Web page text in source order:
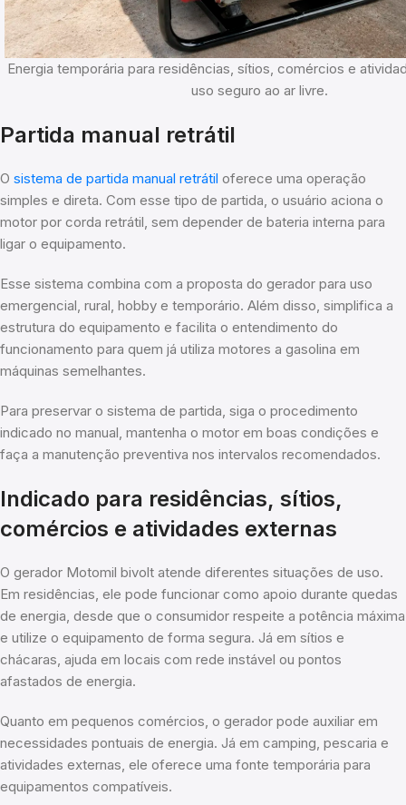
Energia temporária para residências, sítios, comércios e
uso seguro ao ar livre.
Partida manual retrátil
O sistema de partida manual retrátil oferece uma operação
simples e direta. Com esse tipo de partida, o usuário aciona o
motor por corda retrátil, sem depender de bateria interna para
ligar o equipamento.
Esse sistema combina com a proposta do gerador para uso
emergencial, rural, hobby e temporário. Além disso, simplifica a
estrutura do equipamento e facilita o entendimento do
funcionamento para quem já utiliza motores a gasolina em
máquinas semelhantes.
Para preservar o sistema de partida, siga o procedimento
indicado no manual, mantenha o motor em boas condições e
faça a manutenção preventiva nos intervalos recomendados.
Indicado para residências, sítios,
comércios e atividades externas
O gerador Motomil bivolt atende diferentes situações de uso.
Em residências, ele pode funcionar como apoio durante quedas
de energia, desde que o consumidor respeite a potência máxima
e utilize o equipamento de forma segura. Já em sítios e
chácaras, ajuda em locais com rede instável ou pontos
afastados de energia.
Quanto em pequenos comércios, o gerador pode auxiliar em
necessidades pontuais de energia. Já em camping, pescaria e
atividades externas, ele oferece uma fonte temporária para
equipamentos compatíveis.